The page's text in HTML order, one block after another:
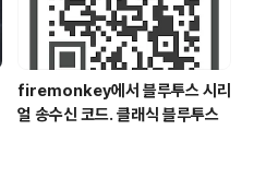
firemonkey에서 블루투스 시리
얼 송수신 코드. 클래식 블루투스